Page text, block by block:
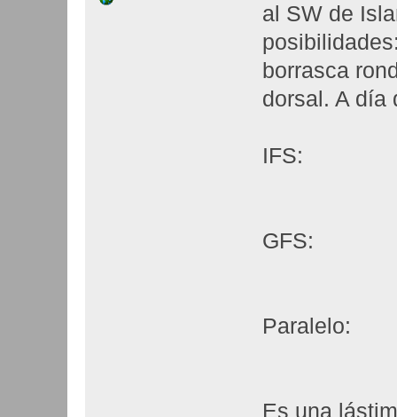
al SW de
borrasca
dorsal. A día
IFS:
GFS:
Paralelo:
Es una